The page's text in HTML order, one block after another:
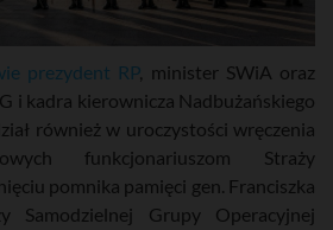
prezydent RP, minister SWiA oraz
i kadra kierownicza Nadbużańskiego
również w uroczystości wręczenia
funkcjonariuszom Straży
pomnika pamięci gen. Franciszka
Samodzielnej Grupy Operacyjnej